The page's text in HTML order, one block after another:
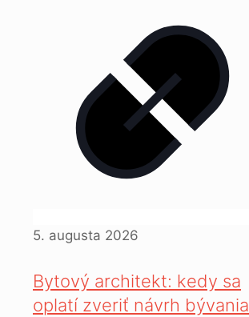
5. augusta 2026
Bytový architekt: kedy sa
oplatí zveriť návrh bývania